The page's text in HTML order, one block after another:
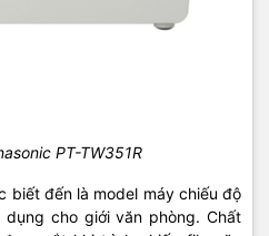
PT-TW351R
biết đến là model máy chiếu độ
cho giới văn phòng. Chất